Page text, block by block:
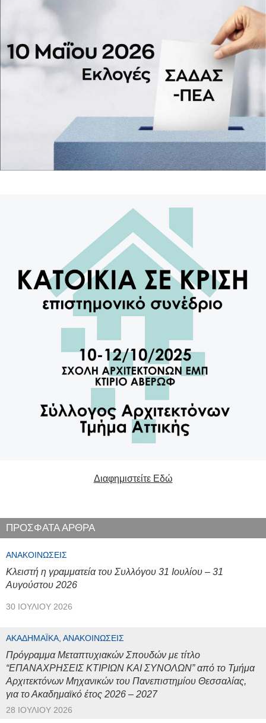
Διαφημιστείτε Εδώ
ΠΡΟΣΦΑΤΑ ΑΡΘΡΑ
ΑΝΑΚΟΙΝΏΣΕΙΣ
Κλειστή η γραμματεία του Συλλόγου 31 Ιουλίου – 31
Αυγούστου 2026
30 ΙΟΥΛΊΟΥ 2026
ΑΚΑΔΗΜΑΪΚΆ, ΑΝΑΚΟΙΝΏΣΕΙΣ
Πρόγραμμα Μεταπτυχιακών Σπουδών με τίτλο
“ΕΠΑΝΑΧΡΗΣΕΙΣ ΚΤΙΡΙΩΝ ΚΑΙ ΣΥΝΟΛΩΝ” από το Τμήμα
Αρχιτεκτόνων Μηχανικών του Πανεπιστημίου Θεσσαλίας,
για το Ακαδημαϊκό έτος 2026 – 2027
28 ΙΟΥΛΊΟΥ 2026